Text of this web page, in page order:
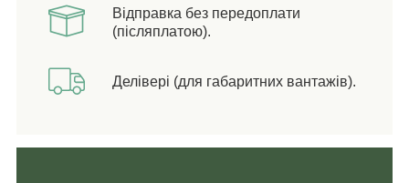
Відправка без передоплати
(післяплатою).
Делівері (для габаритних вантажів).